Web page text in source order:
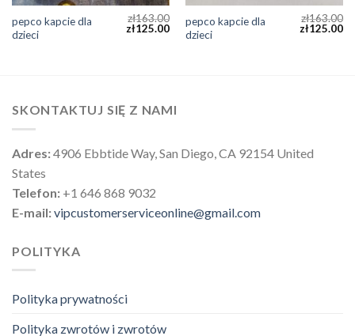
pepco kapcie dla
dzieci
zł163.00
zł125.00
pepco kapcie dla
dzieci
zł163.00
zł125.00
SKONTAKTUJ SIĘ Z NAMI
Adres:4906 Ebbtide Way, San Diego, CA 92154 United
States
Telefon: +1 646 868 9032
E-mail:vipcustomerserviceonline@gmail.com
POLITYKA
Polityka prywatności
Polityka zwrotów i zwrotów